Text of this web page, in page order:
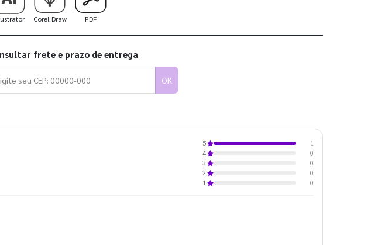
Corel Draw PDF
frete e prazo de entrega
OK
5
1
4
0
3
0
2
0
1
0